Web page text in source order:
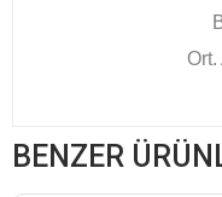
Ort.
BENZER